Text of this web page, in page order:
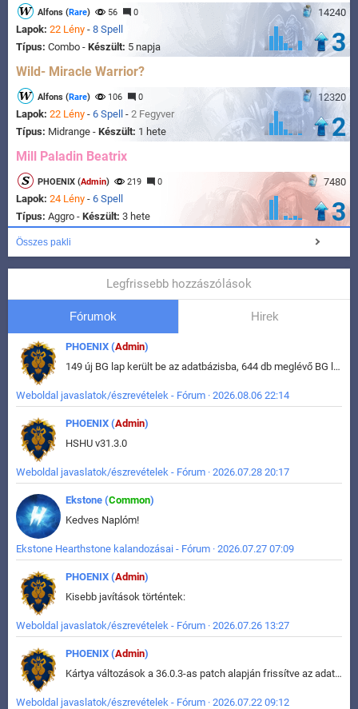
14240
Alfons (Rare) 56 0
Lapok: 22 Lény - 8 Spell
Típus: Combo - Készült: 5 napja 3
Wild- Miracle Warrior?
12320
Alfons (Rare) 106 0
Lapok: 22 Lény - 6 Spell - 2 Fegyver
Típus: Midrange - Készült: 1 hete 2
Mill Paladin Beatrix
7480
PHOENIX (Admin) 219 0
Lapok: 24 Lény - 6 Spell
Típus: Aggro - Készült: 3 hete 3
Összes pakli
Legfrissebb hozzászólások
Fórumok Hirek
PHOENIX (Admin)
149 új BG lap került be az adatbázisba, 644 db meglévő BG lap módosult, bekerültek az új képek a megváltozott lapokhoz is.
Weboldal javaslatok/észrevételek - Fórum · 2026.08.06 22:14
PHOENIX (Admin)
HSHU v31.3.0
Weboldal javaslatok/észrevételek - Fórum · 2026.07.28 20:17
Ekstone (Common)
Kedves Naplóm!
Ekstone Hearthstone kalandozásai - Fórum · 2026.07.27 07:09
PHOENIX (Admin)
Kisebb javítások történtek:
Weboldal javaslatok/észrevételek - Fórum · 2026.07.26 13:27
PHOENIX (Admin)
Kártya változások a 36.0.3-as patch alapján frissítve az adatbázisban (képek is cserélve).
Weboldal javaslatok/észrevételek - Fórum · 2026.07.22 09:12